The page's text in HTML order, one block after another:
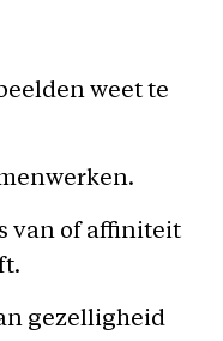
weet te
van of affiniteit
gezelligheid